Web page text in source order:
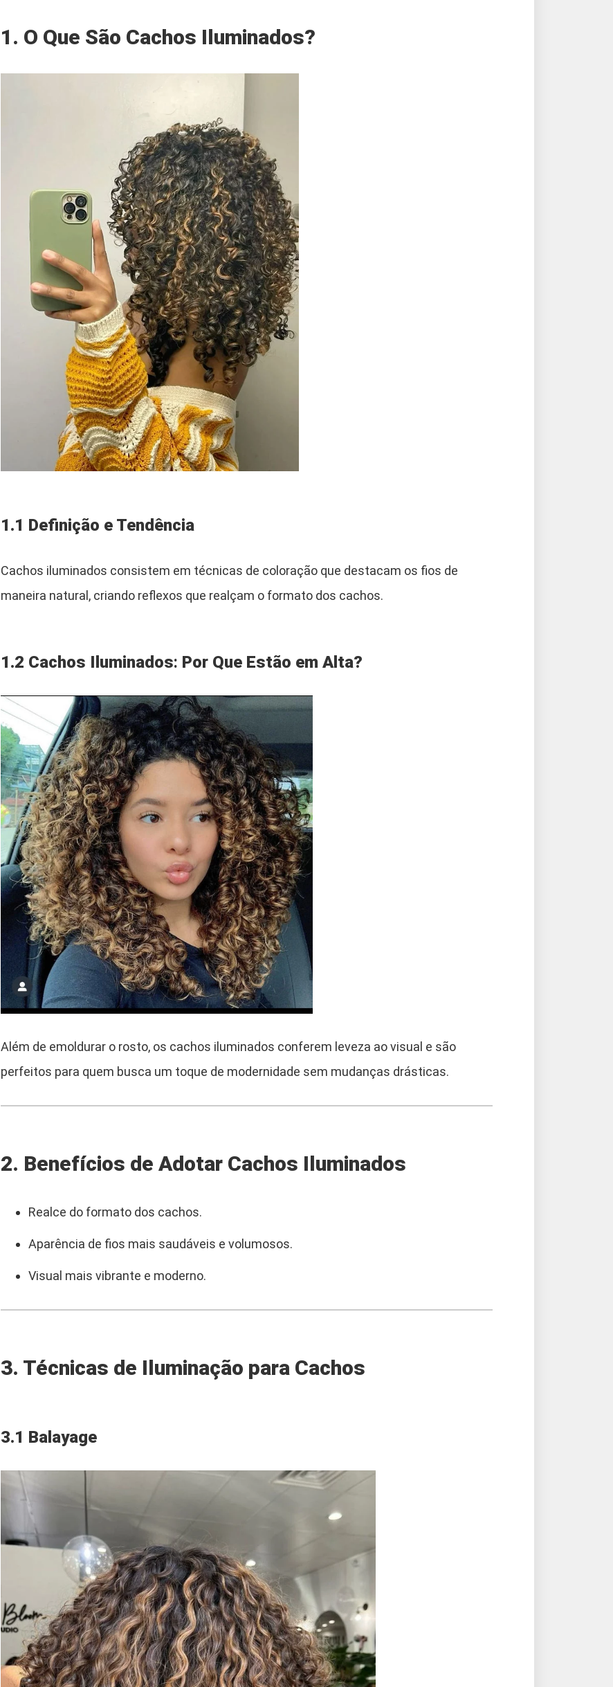
1. O Que São Cachos Iluminados?
1.1 Definição e Tendência
Cachos iluminados consistem em técnicas de coloração que destacam os fios de
maneira natural, criando reflexos que realçam o formato dos cachos.
1.2 Cachos Iluminados: Por Que Estão em Alta?
Além de emoldurar o rosto, os cachos iluminados conferem leveza ao visual e são
perfeitos para quem busca um toque de modernidade sem mudanças drásticas.
2. Benefícios de Adotar Cachos Iluminados
Realce do formato dos cachos.
Aparência de fios mais saudáveis e volumosos.
Visual mais vibrante e moderno.
3. Técnicas de Iluminação para Cachos
3.1 Balayage